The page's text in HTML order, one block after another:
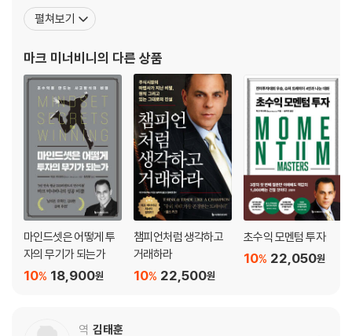
검색 / 하나의 접근법에 헌신하라
[4장] 가치에는 대가가 따른다
PER, 남용과 오해 / 저가 매수의 행복 / 저가의 함정 / PER이 높다고 배제
하지 마라 / 고성장은 애널리스트를 당황하게 만든다 / 어디가 높은가? 어
디가 낮은가? / 페라리가 현대보다 비싼 데는 이유가 있다 / 주가를 움직이
는 것은 가치가 아닌 사람이다 / 가치를 찾아서 / 마법의 숫자는 없다 / 주
의: 초저PER / PER의 속임수 / 한물간 주도주를 선호하는 현상 / PER은
심리의 바로미터다 / PEG(주가이익성장비율) / PER 상승에 대한 판단 /
이 모든 것의 의미
[5장] 추세에 따른 투자
추세와 친해지기 / 초고수익과 단계 분석 / 주가의 성숙: 4단계 / 1단계-무
하락 국면: 투매 / 주가 성숙 주기 / 2단계를 짚어내는 방법 / 파도타기의
돈 25만 달러를 들고 미국투자챔피언십에 참가했다. 그는 높은 레버
리지를 이용하는 선물, 옵션 트레이더들에 대항해 롱-온리 포트폴리
배인 연간 155퍼센트의 수익을 올리며 우
펼쳐보기
마크 미너비니 의 다른 상품
마인드셋은 어떻게 투
자의 무기가 되는가
18,900원
10%
챔피언처럼 생각하고
거래하라
22,500원
10%
초수익 모멘텀 투자
22,050원
10%
역 김태훈